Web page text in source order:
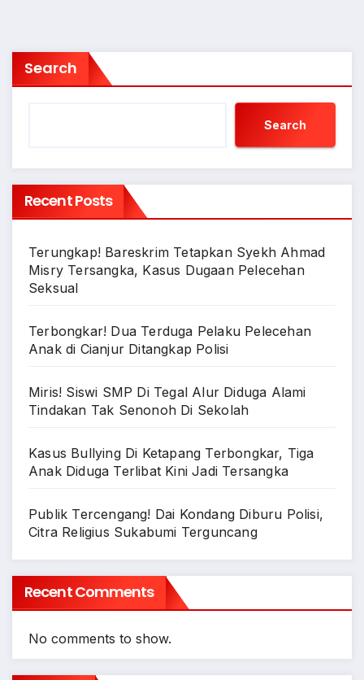
Search
Search
Recent Posts
Terungkap! Bareskrim Tetapkan Syekh Ahmad
Misry Tersangka, Kasus Dugaan Pelecehan
Seksual
Terbongkar! Dua Terduga Pelaku Pelecehan
Anak di Cianjur Ditangkap Polisi
Miris! Siswi SMP Di Tegal Alur Diduga Alami
Tindakan Tak Senonoh Di Sekolah
Kasus Bullying Di Ketapang Terbongkar, Tiga
Anak Diduga Terlibat Kini Jadi Tersangka
Publik Tercengang! Dai Kondang Diburu Polisi,
Citra Religius Sukabumi Terguncang
Recent Comments
No comments to show.